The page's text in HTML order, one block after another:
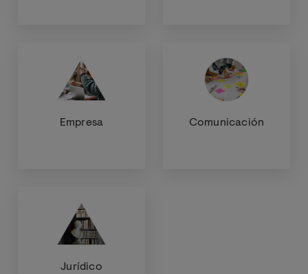
Empresa Comunicación
Jurídico